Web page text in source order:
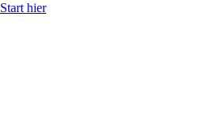
Start hier